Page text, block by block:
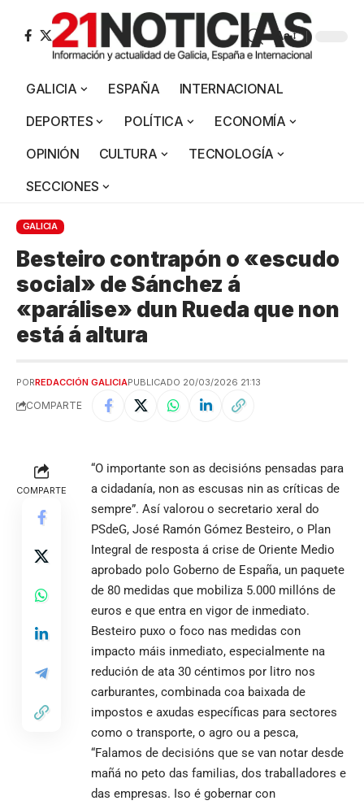
Aa
GALICIA ESPAÑA
INTERNACIONAL
DEPORTES
POLÍTICA
ECONOMÍA
OPINIÓN
CULTURA
TECNOLOGÍA
SECCIONES
GALICIA
Besteiro contrapón o «escudo
social» de Sánchez á
«parálise» dun Rueda que non
está á altura
PORREDACCIÓN GALICIAPUBLICADO 20/03/2026 21:13
COMPARTE
COMPARTE
“O importante son as decisións pensadas para
a cidadanía, non as escusas nin as críticas de
sempre”. Así valorou o secretario xeral do
PSdeG, José Ramón Gómez Besteiro, o Plan
Integral de resposta á crise de Oriente Medio
aprobado polo Goberno de España, un paquete
de 80 medidas que mobiliza 5.000 millóns de
euros e que entra en vigor de inmediato.
Besteiro puxo o foco nas medidas con
impacto máis inmediato, especialmente na
redución de ata 30 céntimos por litro nos
carburantes, combinada coa baixada de
impostos e axudas específicas para sectores
como o transporte, o agro ou a pesca,
“Falamos de decisións que se van notar desde
mañá no peto das familias, dos traballadores e
das empresas. Iso é gobernar con